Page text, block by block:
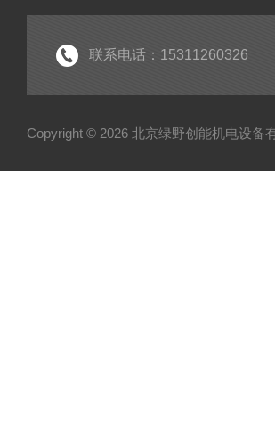
联系电话：15311260326
Copyright © 2026 北京绿野创能机电设备